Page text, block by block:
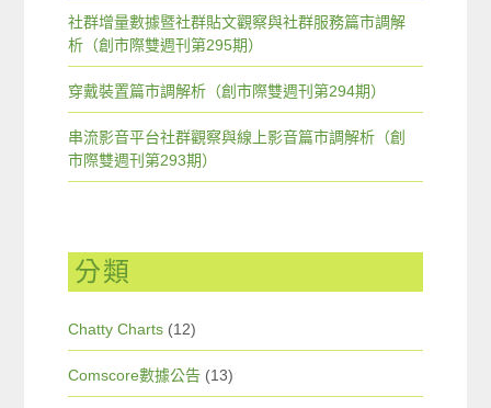
社群增量數據暨社群貼文觀察與社群服務篇市調解
析（創市際雙週刊第295期）
穿戴裝置篇市調解析（創市際雙週刊第294期）
串流影音平台社群觀察與線上影音篇市調解析（創
市際雙週刊第293期）
分類
Chatty Charts (12)
Comscore數據公告 (13)